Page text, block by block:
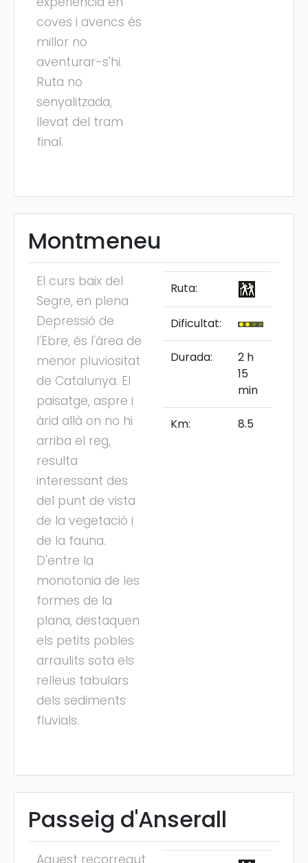
coves i avencs és
millor no
aventurar-s'hi.
Ruta no
senyalitzada,
llevat del tram
final.
Montmeneu
El curs baix del
Segre, en plena
Depressió de
l'Ebre, és l'àrea de
menor pluviositat
de Catalunya. El
paisatge, aspre i
àrid allà on no hi
arriba el reg,
resulta
interessant des
del punt de vista
de la vegetació i
de la fauna.
D'entre la
monotonia de les
formes de la
plana, destaquen
els petits pobles
arraulits sota els
relleus tabulars
dels sediments
fluvials.
Ruta:
Dificultat:
Durada:
2 h
15
min
Km: 8.5
Passeig d'Anserall
Aquest recorregut